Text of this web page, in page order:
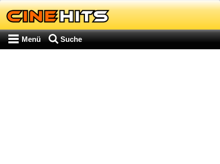
Menü Suche